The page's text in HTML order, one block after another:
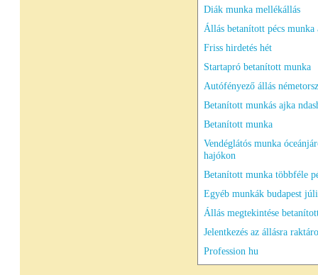
Diák munka mellékállás
Állás betanított pécs munka
Friss hirdetés hét
Startapró betanított munka
Autófényező állás
Betanított munkás ajka
Betanított munka
Vendéglátós munka
hajókon
Betanított munka többféle
Egyéb munkák budapest
Állás megtekintése
Jelentkezés az állásra
Profession hu